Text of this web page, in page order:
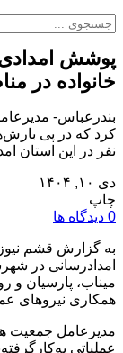
خانواده در
بندرعباس-
نفر در این استان
دی ۱۰, ۱۴۰۴
چاپ
0 دیدگاه ها
به گزارش قشم
امدادرسانی در
همکاری نیروهای
مدیرعامل جمعیت
عملیاتی